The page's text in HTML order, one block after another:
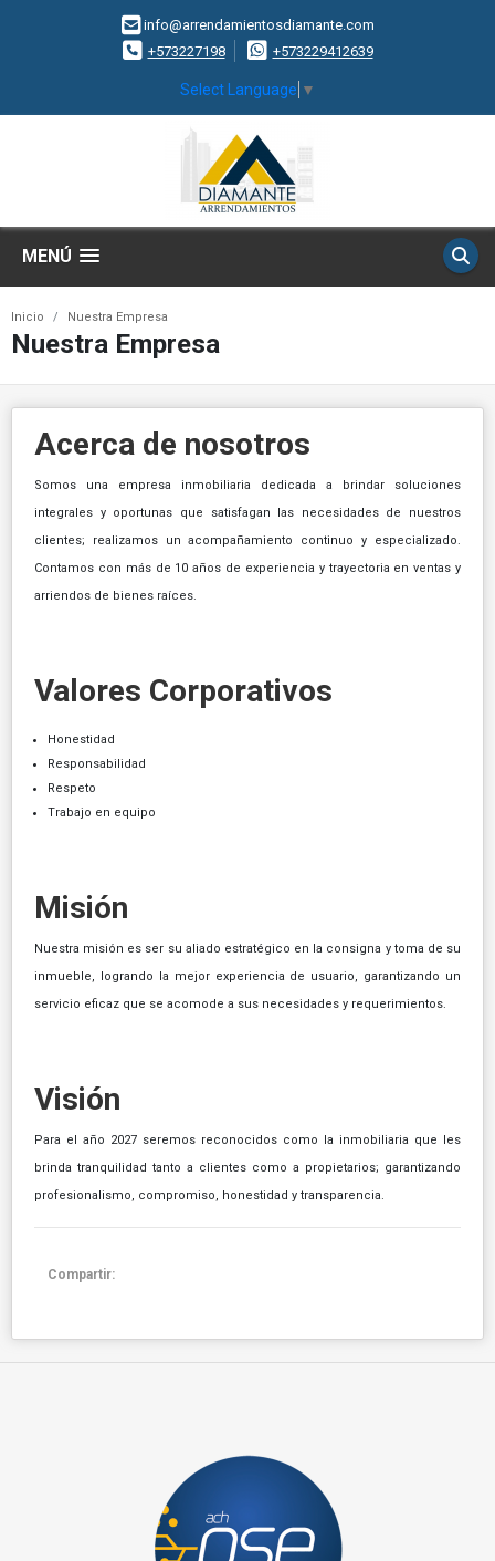
info@arrendamientosdiamante.com
+573227198
+573229412639
Select Language ▼
MENÚ
Inicio Nuestra Empresa
Nuestra Empresa
Acerca de nosotros
Somos una empresa inmobiliaria dedicada a brindar soluciones
integrales y oportunas que satisfagan las necesidades de nuestros
clientes; realizamos un acompañamiento continuo y especializado.
Contamos con más de 10 años de experiencia y trayectoria en ventas y
arriendos de bienes raíces.
Valores Corporativos
Honestidad
Responsabilidad
Respeto
Trabajo en equipo
Misión
Nuestra misión es ser su aliado estratégico en la consigna y toma de su
inmueble, logrando la mejor experiencia de usuario, garantizando un
servicio eficaz que se acomode a sus necesidades y requerimientos.
Visión
Para el año 2027 seremos reconocidos como la inmobiliaria que les
brinda tranquilidad tanto a clientes como a propietarios; garantizando
profesionalismo, compromiso, honestidad y transparencia.
Compartir: